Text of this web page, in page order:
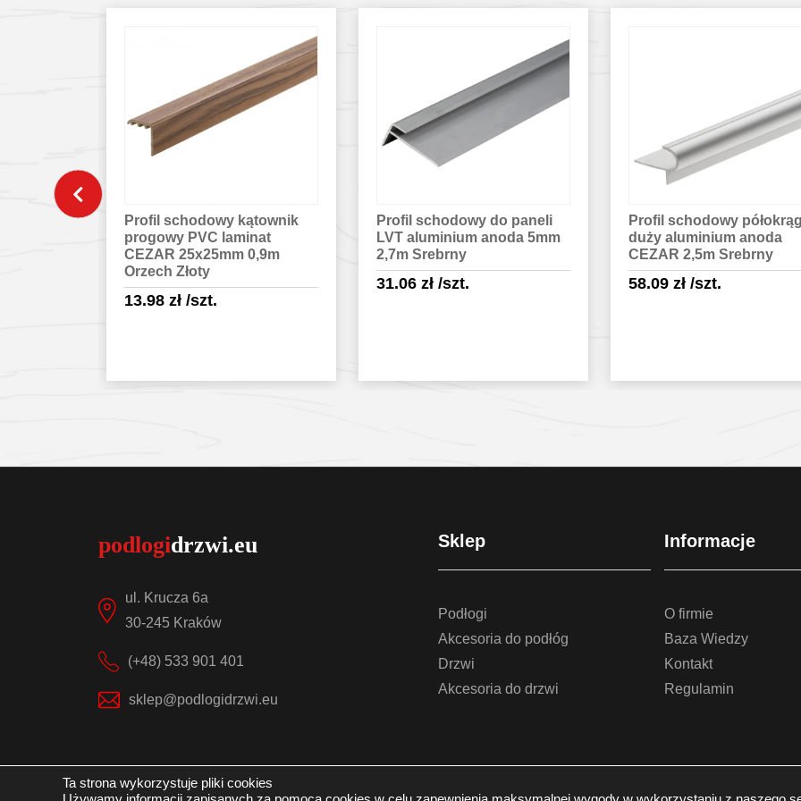
Profil schodowy do paneli
LVT aluminium anoda 5mm
2,7m Srebrny
31.06zł/szt.
Profil schodowy półokrągły
duży aluminium anoda
CEZAR 2,5m Srebrny
58.09zł /szt.
Profil schodowy
progowy PVC laminat
CEZAR 25x25mm 0,9m
Glina
ul. Krucza 6a
30-245 Kraków
(+48) 533 901 401
sklep@podlogidrzwi.eu
Sklep
Podłogi
Akcesoria do podłóg
Drzwi
Akcesoria do drzwi
Informacje
O firmie
Baza Wiedzy
Kontakt
Regulamin
Ta strona wykorzystuje pliki cookies